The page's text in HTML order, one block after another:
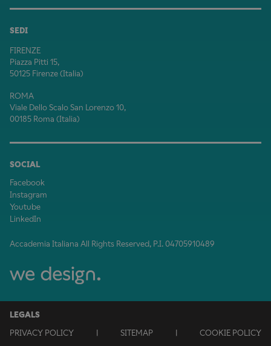
SEDI
FIRENZE
Piazza Pitti 15,
50125 Firenze (Italia)
ROMA
Viale Dello Scalo San Lorenzo 10,
00185 Roma (Italia)
SOCIAL
Facebook
Instagram
Youtube
LinkedIn
Accademia Italiana All Rights Reserved, P.I. 04705910489
LEGALS
PRIVACY POLICY
SITEMAP COOKIE POLICY